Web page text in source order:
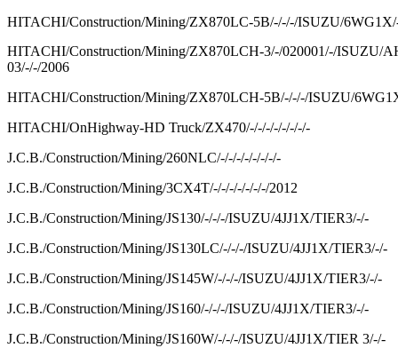
HITACHI/Construction/Mining/ZX870LC-5B/-/-/-/ISUZU/
HITACHI/Construction/Mining/ZX870LCH-3/-/020001/-/ISUZU/
03/-/-/2006
HITACHI/Construction/Mining/ZX870LCH-5B/-/-/-/ISUZU/
HITACHI/OnHighway-HD Truck/ZX470/-/-/-/-/-/-/-/-
J.C.B./Construction/Mining/260NLC/-/-/-/-/-/-/-/-
J.C.B./Construction/Mining/3CX4T/-/-/-/-/-/-/-/2012
J.C.B./Construction/Mining/JS130/-/-/-/ISUZU/4JJ1X/TIER3/-/-
J.C.B./Construction/Mining/JS130LC/-/-/-/ISUZU/4JJ1X/TIER3/-/-
J.C.B./Construction/Mining/JS145W/-/-/-/ISUZU/4JJ1X/TIER3/-/-
J.C.B./Construction/Mining/JS160/-/-/-/ISUZU/4JJ1X/TIER3/-/-
J.C.B./Construction/Mining/JS160W/-/-/-/ISUZU/4JJ1X/TIER 3/-/-